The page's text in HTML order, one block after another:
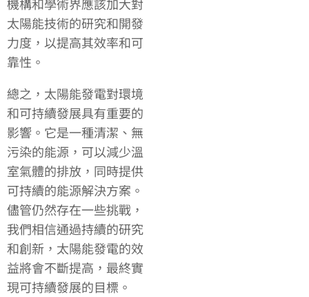
機構和學術界應該加大對
太陽能技術的研究和開發
力度，以提高其效率和可
靠性。
總之，太陽能發電對環境
和可持續發展具有重要的
影響。它是一種清潔、無
污染的能源，可以減少溫
室氣體的排放，同時提供
可持續的能源解決方案。
儘管仍然存在一些挑戰，
我們相信通過持續的研究
和創新，太陽能發電的效
益將會不斷提高，最終實
現可持續發展的目標。